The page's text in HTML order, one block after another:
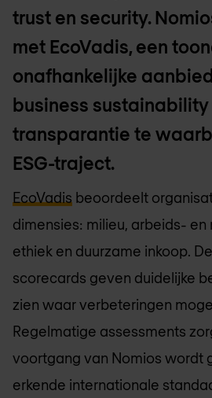
trust en security.
met EcoVadis, een
onafhankelijke
business sustainability
transparantie te
ESG-traject.
EcoVadis beoordeelt
dimensies: milieu, arbeids- en
ethiek en duurzame inkoop.
scorecards geven duidelijke
zien waar verbeteringen
Regelmatige assessments
voortgang van Nomios wordt
erkende internationale